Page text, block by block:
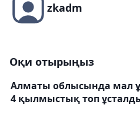
zkadm
Оқи отырыңыз
Алматы облысында мал
4 қылмыстық топ